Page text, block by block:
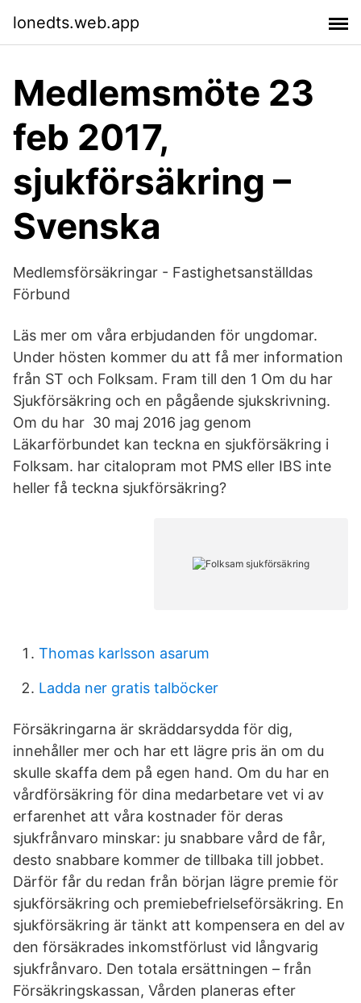
lonedts.web.app
Medlemsmöte 23
feb 2017,
sjukförsäkring –
Svenska
Medlemsförsäkringar - Fastighetsanställdas
Förbund
Läs mer om våra erbjudanden för ungdomar. ​
Under hösten kommer du att få mer information
från ST och Folksam. ​Fram till den 1 Om du har
Sjukförsäkring och en pågående sjukskrivning​.
Om du har 30 maj 2016 jag genom
Läkarförbundet kan teckna en sjukförsäkring i
Folksam. har citalopram mot PMS eller IBS inte
heller få teckna sjukförsäkring?
Thomas karlsson asarum
Ladda ner gratis talböcker
Försäkringarna är skräddarsydda för dig,
innehåller mer och har ett lägre pris än om du
skulle skaffa dem på egen hand. Om du har en
vårdförsäkring för dina medarbetare vet vi av
erfarenhet att våra kostnader för deras
sjukfrånvaro minskar: ju snabbare vård de får,
desto snabbare kommer de tillbaka till jobbet.
Därför får du redan från början lägre premie för
sjukförsäkring och premiebefrielseförsäkring. En
sjukförsäkring är tänkt att kompensera en del av
den försäkrades inkomstförlust vid långvarig
sjukfrånvaro. Den totala ersättningen – från
Försäkringskassan, Vården planeras efter